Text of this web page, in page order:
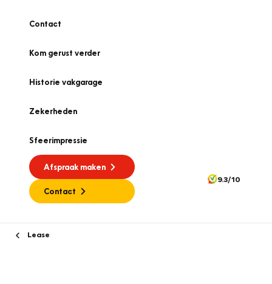
Contact
Kom gerust verder
Historie vakgarage
Zekerheden
Sfeerimpressie
Afspraak maken
Contact
9.3/10
Lease